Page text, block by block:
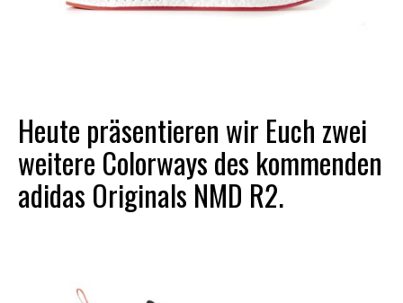
Heute präsentieren wir Euch zwei
weitere Colorways des kommenden
adidas Originals NMD R2.